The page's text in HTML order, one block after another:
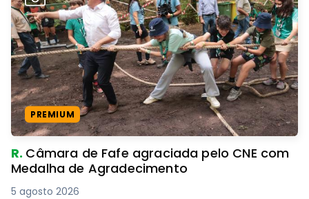
PREMIUM
R. Câmara de Fafe agraciada pelo CNE com
Medalha de Agradecimento
5 agosto 2026